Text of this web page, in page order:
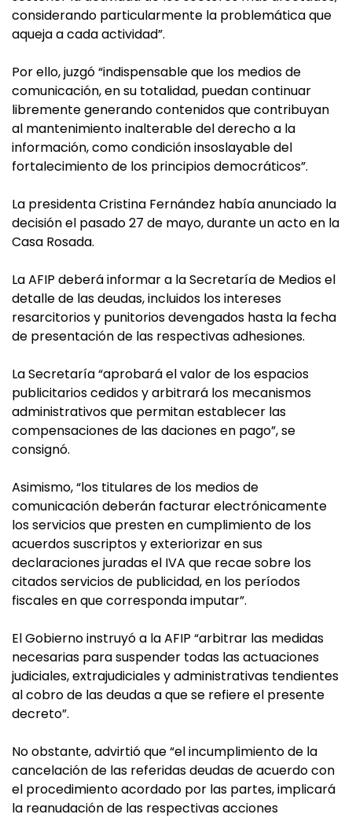
considerando particularmente la problemática que
aqueja a cada actividad”.
Por ello, juzgó “indispensable que los medios de
comunicación, en su totalidad, puedan continuar
libremente generando contenidos que contribuyan
al mantenimiento inalterable del derecho a la
información, como condición insoslayable del
fortalecimiento de los principios democráticos”.
La presidenta Cristina Fernández había anunciado la
decisión el pasado 27 de mayo, durante un acto en la
Casa Rosada.
La AFIP deberá informar a la Secretaría de Medios el
detalle de las deudas, incluidos los intereses
resarcitorios y punitorios devengados hasta la fecha
de presentación de las respectivas adhesiones.
La Secretaría “aprobará el valor de los espacios
publicitarios cedidos y arbitrará los mecanismos
administrativos que permitan establecer las
compensaciones de las daciones en pago”, se
consignó.
Asimismo, “los titulares de los medios de
comunicación deberán facturar electrónicamente
los servicios que presten en cumplimiento de los
acuerdos suscriptos y exteriorizar en sus
declaraciones juradas el IVA que recae sobre los
citados servicios de publicidad, en los períodos
fiscales en que corresponda imputar”.
El Gobierno instruyó a la AFIP “arbitrar las medidas
necesarias para suspender todas las actuaciones
judiciales, extrajudiciales y administrativas tendientes
al cobro de las deudas a que se refiere el presente
decreto”.
No obstante, advirtió que “el incumplimiento de la
cancelación de las referidas deudas de acuerdo con
el procedimiento acordado por las partes, implicará
la reanudación de las respectivas acciones